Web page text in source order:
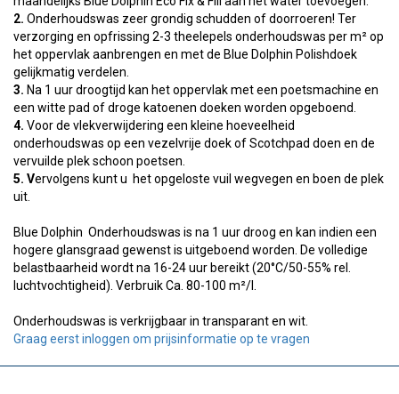
2. Onderhoudswas zeer grondig schudden of doorroeren! Ter
verzorging en opfrissing 2-3 theelepels onderhoudswas per m² op
het oppervlak aanbrengen en met de Blue Dolphin Polishdoek
gelijkmatig verdelen.
3. Na 1 uur droogtijd kan het oppervlak met een poetsmachine en
een witte pad of droge katoenen doeken worden opgeboend.
4. Voor de vlekverwijdering een kleine hoeveelheid
onderhoudswas op een vezelvrije doek of Scotchpad doen en de
vervuilde plek schoon poetsen.
5. Vervolgens kunt u het opgeloste vuil wegvegen en boen de plek
uit.
Blue Dolphin Onderhoudswas is na 1 uur droog en kan indien een
hogere glansgraad gewenst is uitgeboend worden. De volledige
belastbaarheid wordt na 16-24 uur bereikt (20°C/50-55% rel.
luchtvochtigheid). Verbruik Ca. 80-100 m²/l.
Onderhoudswas is verkrijgbaar in transparant en wit.
Graag eerst inloggen om prijsinformatie op te vragen